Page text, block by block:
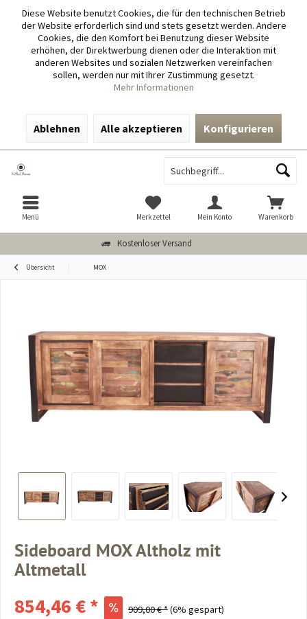
Diese Website benutzt Cookies, die für den technischen Betrieb
der Website erforderlich sind und stets gesetzt werden. Andere
Cookies, die den Komfort bei Benutzung dieser Website
erhöhen, der Direktwerbung dienen oder die Interaktion mit
anderen Websites und sozialen Netzwerken vereinfachen
sollen, werden nur mit Ihrer Zustimmung gesetzt.
Mehr Informationen
Ablehnen Alle akzeptieren Konfigurieren
Kostenloser Versand
Menü Warenkorb
Merkzettel Mein Konto
Übersicht MOX
Sideboard MOX Altholz mit
Altmetall
854,46 € * 909,00 € *(6% gespart)